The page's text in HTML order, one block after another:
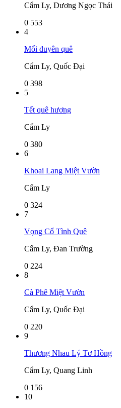
Cẩm Ly, Dương Ngọc Thái
0 553
4
Mối duyên quê
Cẩm Ly, Quốc Đại
0 398
5
Tết quê hương
Cẩm Ly
0 380
6
Khoai Lang Miệt Vườn
Cẩm Ly
0 324
7
Vọng Cổ Tình Quê
Cẩm Ly, Đan Trường
0 224
8
Cà Phê Miệt Vườn
Cẩm Ly, Quốc Đại
0 220
9
Thương Nhau Lý Tơ Hồng
Cẩm Ly, Quang Linh
0 156
10